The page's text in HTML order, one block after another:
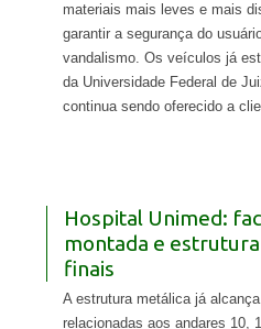
materiais mais leves e mais
garantir a segurança do
vandalismo. Os veículos já
da Universidade Federal de
continua sendo oferecido a
Hospital Unimed:
montada e
finais
A estrutura metálica já
relacionadas aos andares 10,